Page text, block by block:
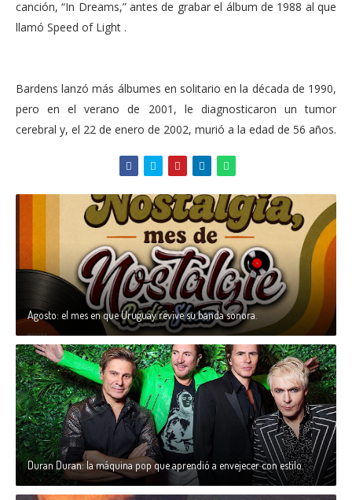
canción, “In Dreams,” antes de grabar el álbum de 1988 al que
llamó Speed of Light .
Bardens lanzó más álbumes en solitario en la década de 1990,
pero en el verano de 2001, le diagnosticaron un tumor
cerebral y, el 22 de enero de 2002, murió a la edad de 56 años.
Agosto: el mes en que Uruguay revive su banda sonora.
Duran Duran: la máquina pop que aprendió a envejecer con estilo.